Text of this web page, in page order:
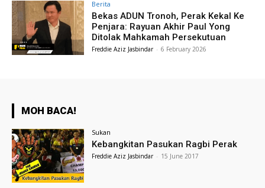
Berita
Bekas ADUN Tronoh, Perak Kekal Ke
Penjara: Rayuan Akhir Paul Yong
Ditolak Mahkamah Persekutuan
Freddie Aziz Jasbindar - 6 February 2026
MOH BACA!
Sukan
Kebangkitan Pasukan Ragbi Perak
Freddie Aziz Jasbindar - 15 June 2017